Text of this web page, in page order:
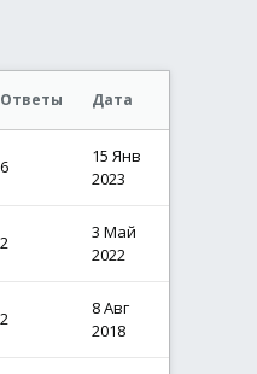
Ответы Дата
6
15 Янв
2023
2
3 Май
2022
2
8 Авг
2018